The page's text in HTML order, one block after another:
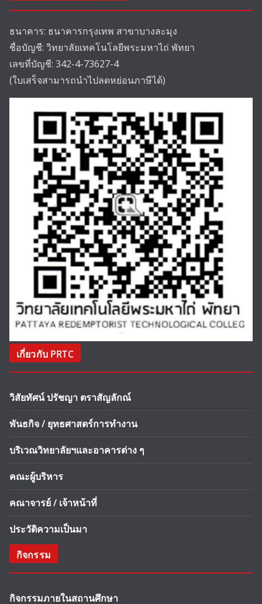
ธนาคาร: ธนาคารกรุงเทพ สาขาบางละมุง
ชื่อบัญชี: วิทยาลัยเทคโนโลยีพระมหาไถ่ พัทยา
เลขที่บัญชี: 342-4-73627-4
(ใบเสร็จสามารถนำไปลดหย่อนภาษีได้)
เกี่ยวกับ PRTC
วิสัยทัศน์ ปรัชญา ตราสัญลักณ์
พันธกิจ / ยุทธศาสตร์การทำงาน
บริเวณวิทยาลัยฯและอาคารต่าง ๆ
คณะผู้บริหาร
คณาจารย์ / เจ้าหน้าที่
ประวัติความเป็นมา
กิจกรรม
กิจกรรมภายในสถานศึกษา